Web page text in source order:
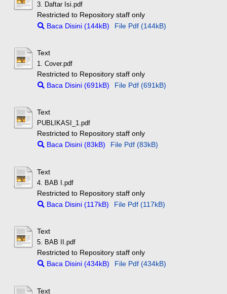
3. Daftar Isi.pdf
Restricted to Repository staff only
Baca Disini (144kB)
File Pdf (144kB)
Text
1. Cover.pdf
Restricted to Repository staff only
Baca Disini (691kB)
File Pdf (691kB)
Text
PUBLIKASI_1.pdf
Restricted to Repository staff only
Baca Disini (83kB)
File Pdf (83kB)
Text
4. BAB I.pdf
Restricted to Repository staff only
Baca Disini (117kB)
File Pdf (117kB)
Text
5. BAB II.pdf
Restricted to Repository staff only
Baca Disini (434kB)
File Pdf (434kB)
Text